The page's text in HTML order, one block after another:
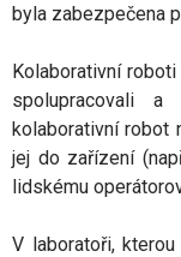
byla zabezpečena
Kolaborativní
spolupracovali a
kolaborativní robot
jej do zařízení
lidskému
V laboratoři,